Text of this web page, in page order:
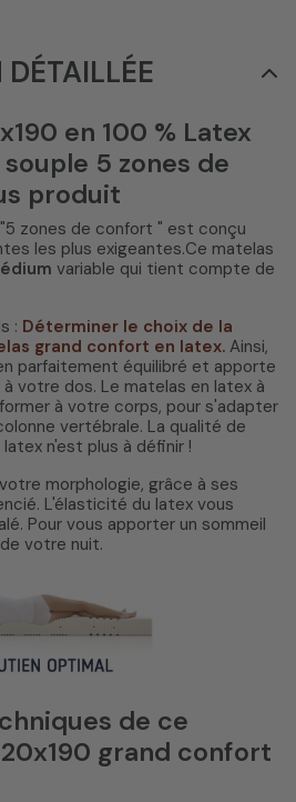
en 100 % Latex
5 zones de
produit
zones de confort " est conçu
les plus exigeantes.Ce matelas
variable qui tient compte de
: Déterminer le choix de la
grand confort en latex. Ainsi,
parfaitement équilibré et apporte
votre dos. Le matelas en latex à
à votre corps, pour s'adapter
vertébrale. La qualité de
n'est plus à définir !
morphologie, grâce à ses
L'élasticité du latex vous
Pour vous apporter un sommeil
votre nuit.
de ce
grand confort